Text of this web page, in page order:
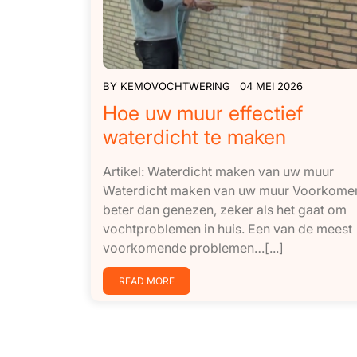
BY KEMOVOCHTWERING 04 MEI 2026
Hoe uw muur effectief
waterdicht te maken
Artikel: Waterdicht maken van uw muur
Waterdicht maken van uw muur
beter dan genezen, zeker als het gaat om
vochtproblemen in huis. Een van de meest
voorkomende problemen…[...]
READ MORE